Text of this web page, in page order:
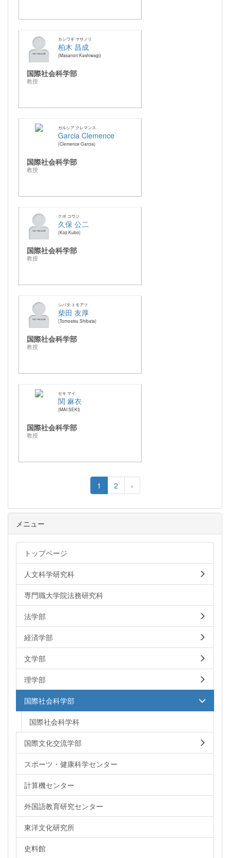
カシワギ マサノリ
柏木 昌成
Masanori Kashiwagi
国際社会科学部
教授
ガルシア クレマンス
Garcia Clemence
Clemence Garcia
国際社会科学部
教授
クボ コウジ
久保 公二
Koji Kubo
国際社会科学部
教授
シバタ トモアツ
柴田 友厚
Tomoatsu Shibata
国際社会科学部
教授
セキ マイ
関 麻衣
MAI SEKI
国際社会科学部
教授
1 2 ›
メニュー
トップページ
人文科学研究科
専門職大学院法務研究科
法学部
経済学部
文学部
理学部
国際社会科学部
国際社会科学科
国際文化交流学部
スポーツ・健康科学センター
計算機センター
外国語教育研究センター
東洋文化研究所
史料館